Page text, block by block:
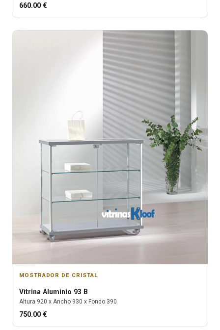
660.00 €
MOSTRADOR DE CRISTAL
Vitrina Aluminio 93 B
Altura 920 x Ancho 930 x Fondo 390
750.00 €